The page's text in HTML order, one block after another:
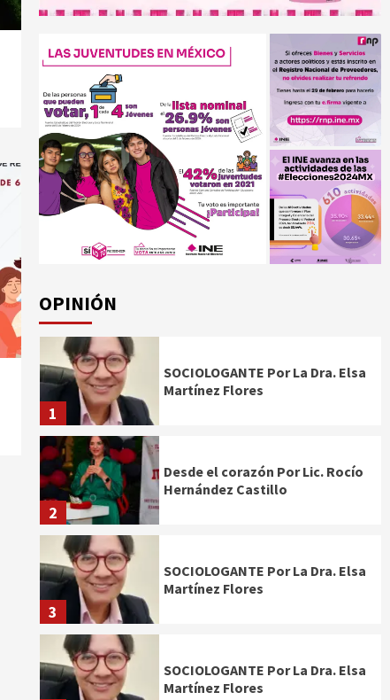
OPINIÓN
1
SOCIOLOGANTE Por La Dra. Elsa
Martínez Flores
2
Desde el corazón Por Lic. Rocío
Hernández Castillo
3
SOCIOLOGANTE Por La Dra. Elsa
Martínez Flores
SOCIOLOGANTE Por La Dra. Elsa
Martínez Flores